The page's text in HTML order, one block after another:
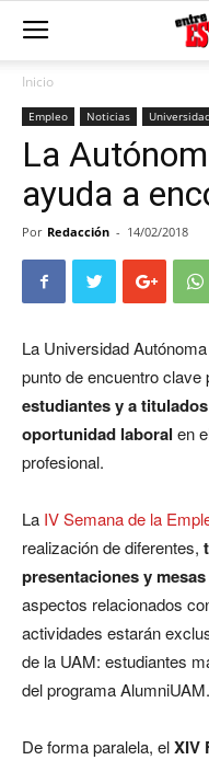
Inicio
Empleo Noticias
La
ayuda a
Por Redacción - 14/02/2018
La Universidad
punto de encuentro clave
estudiantes y a
oportunidad laboral en
profesional.
La IV Semana de la
realización de diferentes,
presentaciones y
aspectos relacionados
actividades estarán
de la UAM: estudiantes
del programa AlumniUAM.
De forma paralela, elXIV